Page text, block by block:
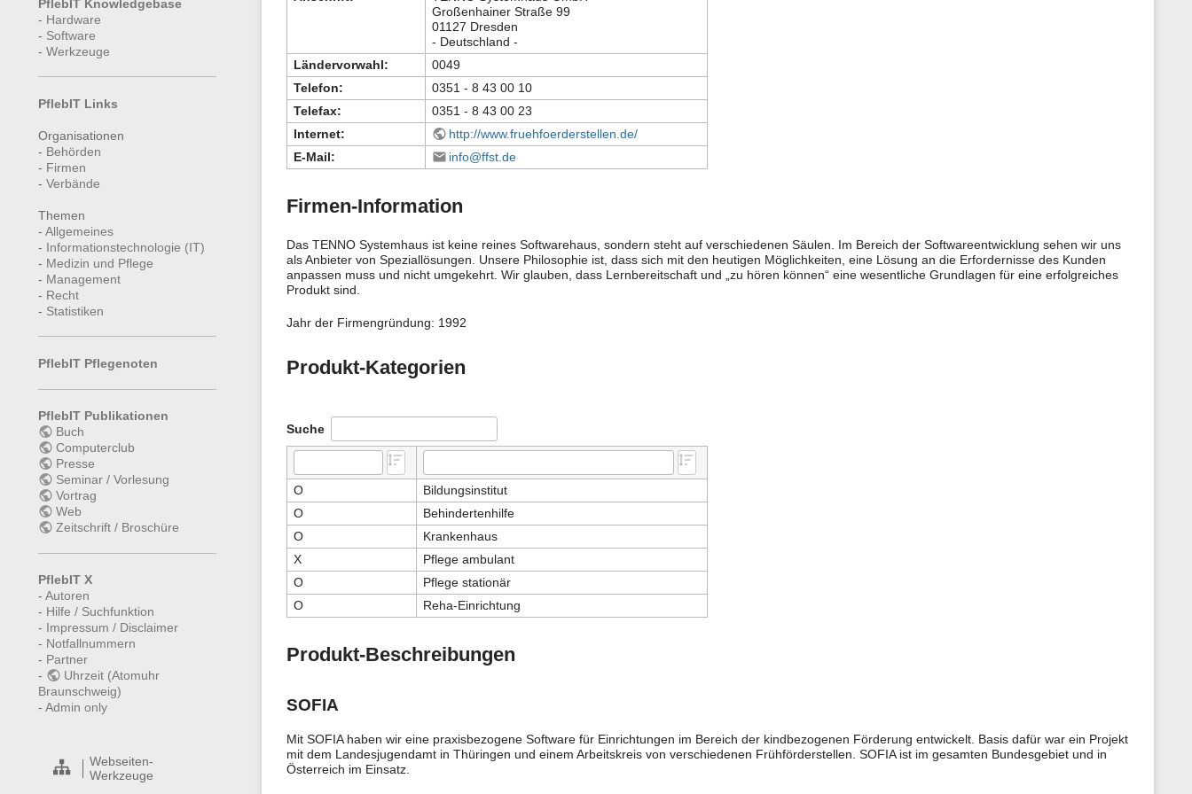
PflebIT Knowledgebase
- Hardware
- Software
- Werkzeuge
PflebIT Links
Organisationen
- Behörden
- Firmen
- Verbände
Themen
- Allgemeines
- Informationstechnologie (IT)
- Medizin und Pflege
- Management
- Recht
- Statistiken
PflebIT Pflegenoten
PflebIT Publikationen
Buch
Computerclub
Presse
Seminar / Vorlesung
Vortrag
Web
Zeitschrift / Broschüre
PflebIT X
- Autoren
- Hilfe / Suchfunktion
- Impressum / Disclaimer
- Notfallnummern
- Partner
-
Uhrzeit (Atomuhr
Braunschweig)
- Admin only
Webseiten-
Werkzeuge
Großenhainer Straße 99
01127 Dresden
- Deutschland -
Ländervorwahl:
0049
Telefon:
0351 - 8 43 00 10
Telefax:
0351 - 8 43 00 23
Internet:
http://www.fruehfoerderstellen.de/
E-Mail:
info@ffst.de
Firmen-Information
Das TENNO Systemhaus ist keine reines Softwarehaus, sondern steht auf verschiedenen Säulen. Im Bereich der Softwareentwicklung sehen wir uns
als Anbieter von Speziallösungen. Unsere Philosophie ist, dass sich mit den heutigen Möglichkeiten, eine Lösung an die Erfordernisse des Kunden
anpassen muss und nicht umgekehrt. Wir glauben, dass Lernbereitschaft und „zu hören können“ eine wesentliche Grundlagen für eine erfolgreiches
Produkt sind.
Jahr der Firmengründung: 1992
Produkt-Kategorien
Suche
O
Bildungsinstitut
O
Behindertenhilfe
O
Krankenhaus
X
Pflege ambulant
O
Pflege stationär
O
Reha-Einrichtung
Produkt-Beschreibungen
SOFIA
Mit SOFIA haben wir eine praxisbezogene Software für Einrichtungen im Bereich der kindbezogenen Förderung entwickelt. Basis dafür war ein Projekt
mit dem Landesjugendamt in Thüringen und einem Arbeitskreis von verschiedenen Frühförderstellen. SOFIA ist im gesamten Bundesgebiet und in
Österreich im Einsatz.